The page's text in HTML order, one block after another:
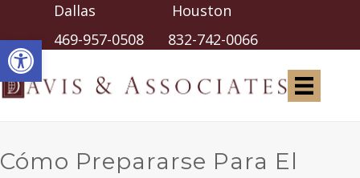
Abrir barra de herramientas
Dallas Houston
469-957-0508 832-742-0066
Cómo Prepararse Para El